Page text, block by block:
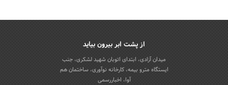
از پشت ابر بیرون بیاید
میدان آزادی، ابتدای اتوبان شهید لشکری، جنب
ایستگاه مترو بیمه، کارخانه نوآوری، ساختمان هم
آوا، اخباررسمی